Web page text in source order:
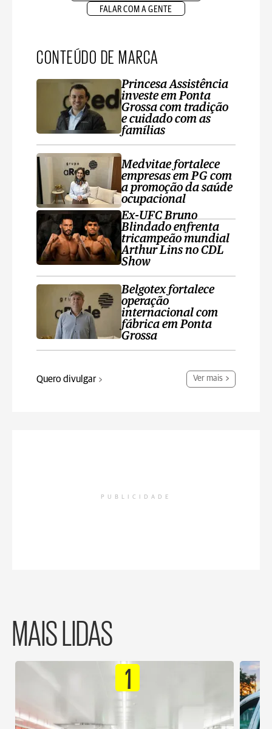
FALAR COM A GENTE
CONTEÚDO DE MARCA
Princesa Assistência
investe em Ponta
Grossa com tradição
e cuidado com as
famílias
Medvitae fortalece
empresas em PG com
a promoção da saúde
ocupacional
Ex-UFC Bruno
Blindado enfrenta
tricampeão mundial
Arthur Lins no CDL
Show
Belgotex fortalece
operação
internacional com
fábrica em Ponta
Grossa
Quero divulgar Ver mais
PUBLICIDADE
MAIS LIDAS
1